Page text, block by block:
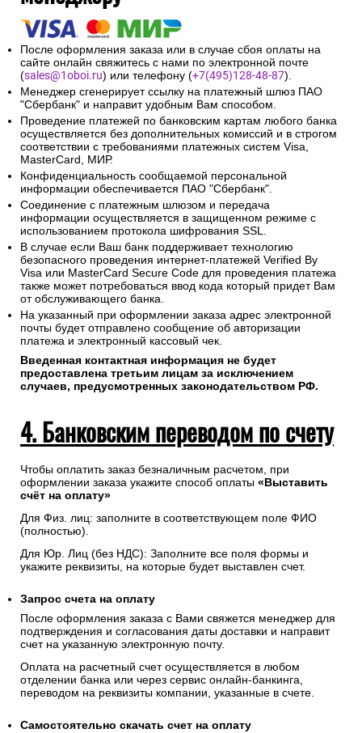
После оформления заказа или в случае сбоя оплаты на
сайте онлайн свяжитесь с нами по электронной почте
(sales@1oboi.ru) или телефону (+7(495)128-48-87).
Менеджер сгенерирует ссылку на платежный шлюз ПАО
"Сбербанк" и направит удобным Вам способом.
Проведение платежей по банковским картам любого банка
осуществляется без дополнительных комиссий и в строгом
соответствии с требованиями платежных систем Visa,
MasterCard, МИР.
Конфиденциальность сообщаемой персональной
информации обеспечивается ПАО "Сбербанк".
Соединение с платежным шлюзом и передача
информации осуществляется в защищенном режиме с
использованием протокола шифрования SSL.
В случае если Ваш банк поддерживает технологию
безопасного проведения интернет-платежей Verified By
Visa или MasterCard Secure Code для проведения платежа
также может потребоваться ввод кода который придет Вам
от обслуживающего банка.
На указанный при оформлении заказа адрес электронной
почты будет отправлено сообщение об авторизации
платежа и электронный кассовый чек.
Введенная контактная информация не будет
предоставлена третьим лицам за исключением
случаев, предусмотренных законодательством РФ.
4. Банковским переводом по счету
Чтобы оплатить заказ безналичным расчетом, при
оформлении заказа укажите способ оплаты «Выставить
счёт на оплату»
Для Физ. лиц: заполните в соответствующем поле ФИО
(полностью).
Для Юр. Лиц (без НДС): Заполните все поля формы и
укажите реквизиты, на которые будет выставлен счет.
Запрос счета на оплату
После оформления заказа с Вами свяжется менеджер для
подтверждения и согласования даты доставки и направит
счет на указанную электронную почту.
Оплата на расчетный счет осуществляется в любом
отделении банка или через сервис онлайн-банкинга,
переводом на реквизиты компании, указанные в счете.
Самостоятельно скачать счет на оплату